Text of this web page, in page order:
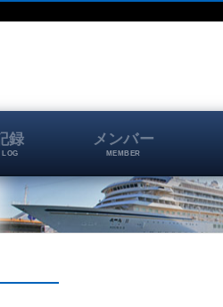
録
LOG
メンバー
MEMBER